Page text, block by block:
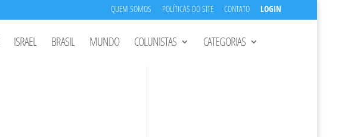
QUEM SOMOS POLÍTICAS DO SITE CONTATO LOGIN
ISRAEL BRASIL MUNDO COLUNISTAS CATEGORIAS